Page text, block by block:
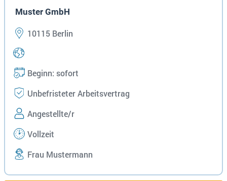
Muster GmbH
10115 Berlin
Beginn: sofort
Unbefristeter Arbeitsvertrag
Angestellte/r
Vollzeit
Frau Mustermann